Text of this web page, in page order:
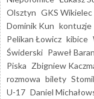
Olsztyn GKS Wikielec
Dominik Kun kontuzje
Pelikan Łowicz kibice
Świderski Paweł
Piska Zbigniew
rozmowa bilety
U-17 Daniel